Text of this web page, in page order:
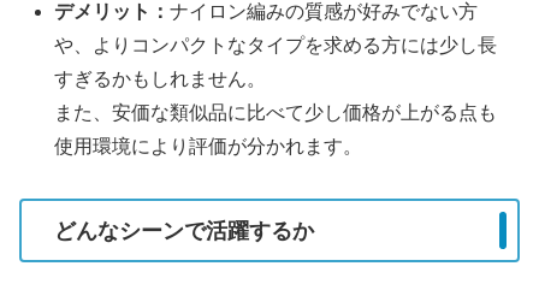
デメリット：ナイロン編みの質感が好みでない方
や、よりコンパクトなタイプを求める方には少し長
すぎるかもしれません。
また、安価な類似品に比べて少し価格が上がる点も
使用環境により評価が分かれます。
どんなシーンで活躍するか